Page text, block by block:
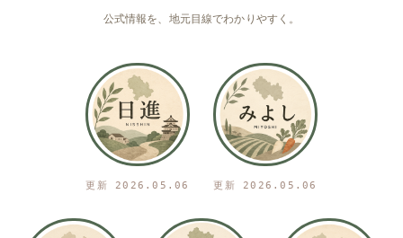
公式情報を、地元目線でわかりやすく。
更新 2026.05.06 更新 2026.05.06